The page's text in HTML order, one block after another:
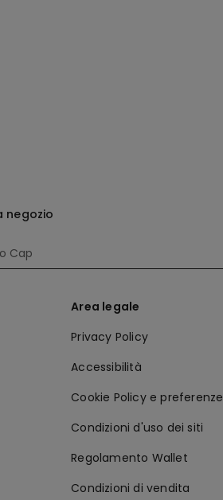
negozio
Area legale
Privacy Policy
Accessibilità
Cookie Policy e preferenze
Condizioni d'uso dei siti
Regolamento Wallet
Condizioni di vendita